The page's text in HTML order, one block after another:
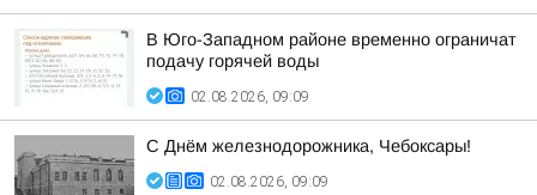
В Юго-Западном районе временно ограничат
подачу горячей воды
02.08.2026, 09:09
С Днём железнодорожника, Чебоксары!
02.08.2026, 09:09